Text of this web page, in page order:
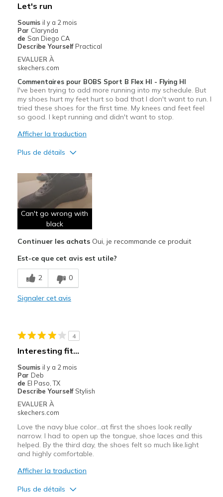
Les meilleures utilisations
Casual Wear
Special Occasions
Travel
Width
Feels true to width
Sizing
Feels true to size
View On Shoes
I'm Into Shoes
Let's run
Soumis il y a 2 mois
Par Clarynda
de San Diego CA
Describe Yourself Practical
EVALUER À
skechers.com
Commentaires pour BOBS Sport B Flex HI - Flying HI
I've been trying to add more running into my schedule. But
my shoes hurt my feet hurt so bad that I don't want to run. I
tried these shoes for the first time. My knees and feet feel
so good. I kept running and didn't want to stop.
Afficher la traduction
Plus de détails
Comfortable
Durable
Sizing
Feels true to size
Can't go wrong with
black
Continuer les achatsOui, je recommande ce produit
Est-ce que cet avis est utile?
2 0
Signaler cet avis
4
Interesting fit...
Soumis il y a 2 mois
Par Deb
de El Paso, TX
Describe Yourself Stylish
EVALUER À
skechers.com
Love the navy blue color...at first the shoes look really
narrow. I had to open up the tongue, shoe laces and this
helped. By the third day, the shoes felt so much like.light
and highly comfortable.
Afficher la traduction
Plus de détails